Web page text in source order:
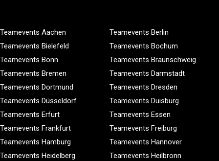
Teamevents Aachen
Teamevents Berlin
Teamevents Bielefeld
Teamevents Bochum
Teamevents Bonn
Teamevents Braunschweig
Teamevents Bremen
Teamevents Darmstadt
Teamevents Dortmund
Teamevents Dresden
Teamevents Düsseldorf
Teamevents Duisburg
Teamevents Erfurt
Teamevents Essen
Teamevents Frankfurt
Teamevents Freiburg
Teamevents Hamburg
Teamevents Hannover
Teamevents Heidelberg
Teamevents Heilbronn